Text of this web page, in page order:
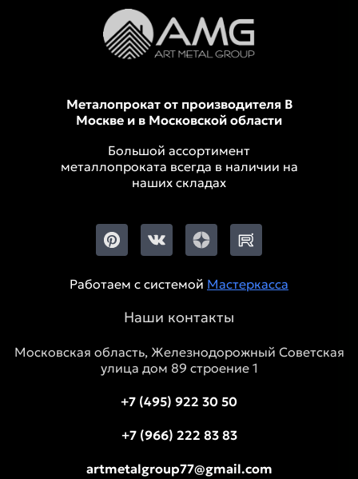
Металопрокат от производителя В
Москве и в Московской области
Большой ассортимент
металлопроката всегда в наличии на
наших складах
Работаем с системой Мастеркасса
Наши контакты
Московская область, Железнодорожный Советская
улица дом 89 строение 1
+7 (495) 922 30 50
+7 (966) 222 83 83
artmetalgroup77@gmail.com